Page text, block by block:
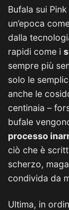
Bufala sui
un’epoca
dalla
rapidi come i
sempre più
solo le
anche le
centinaia –
bufale
processo
ciò che è
scherzo,
condivida da
Ultima, in